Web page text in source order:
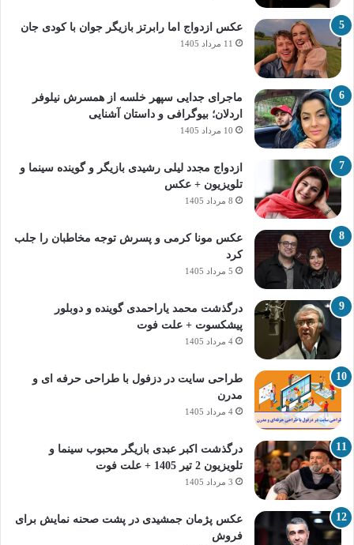
عکس ازدواج اما رابرتز بازیگر جوان با کودی جان
11 مرداد 1405
ماجرای جدایی سپهر خلسه از همسرش نیلوفر
اردلان؛ بیوگرافی و داستان آشنایی
10 مرداد 1405
ازدواج مجدد لیلی رشیدی بازیگر و گوینده سینما و
تلویزیون + عکس
8 مرداد 1405
عکس مونا کرمی و پسرش توجه مخاطبان را جلب
کرد
5 مرداد 1405
درگذشت محمد یاراحمدی گوینده و دوبلور
پیشکسوت + علت فوت
4 مرداد 1405
طراحی سایت در دزفول با طراحی حرفه‌ ای و
مدرن
4 مرداد 1405
درگذشت اکبر عبدی بازیگر محبوب سینما و
تلویزیون 2 تیر 1405 + علت فوت
3 مرداد 1405
عکس پژمان جمشیدی در پشت صحنه نمایش برای
فروش